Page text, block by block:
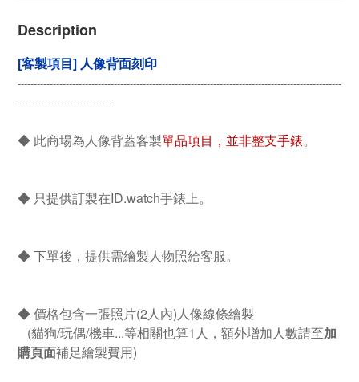
Description
[客製項目] 人像背面刻印
-----------------------------------------------------------------------------------------------------
------------------------------
◆ 此商場為人像背蓋客製單品項目，並非整支手錶。
◆ 只提供訂製在ID.watch手錶上。
◆ 下單後，提供需繪製人物照給客服。
◆ 價格包含一張照片(2人內)人像線條繪製
(貓狗/玩偶/機車...等相關也算1人，額外增加人數請至加
購頁面補足繪製費用)